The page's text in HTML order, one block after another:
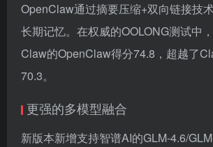
OpenClaw通过摘要压缩+双向链接技
长期记忆。在权威的OOLONG测试中
Claw的OpenClaw得分74.8，超越了
70.3。
更强的多模型融合
新版本新增支持智谱AI的GLM-4.6/